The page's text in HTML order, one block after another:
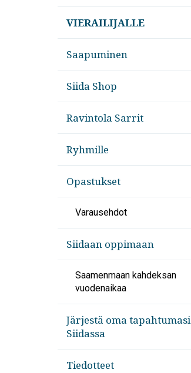
VIERAILIJALLE
Saapuminen
Siida Shop
Ravintola Sarrit
Ryhmille
Opastukset
Varausehdot
Siidaan oppimaan
Saamenmaan kahdeksan
vuodenaikaa
Järjestä oma tapahtumasi
Siidassa
Tiedotteet